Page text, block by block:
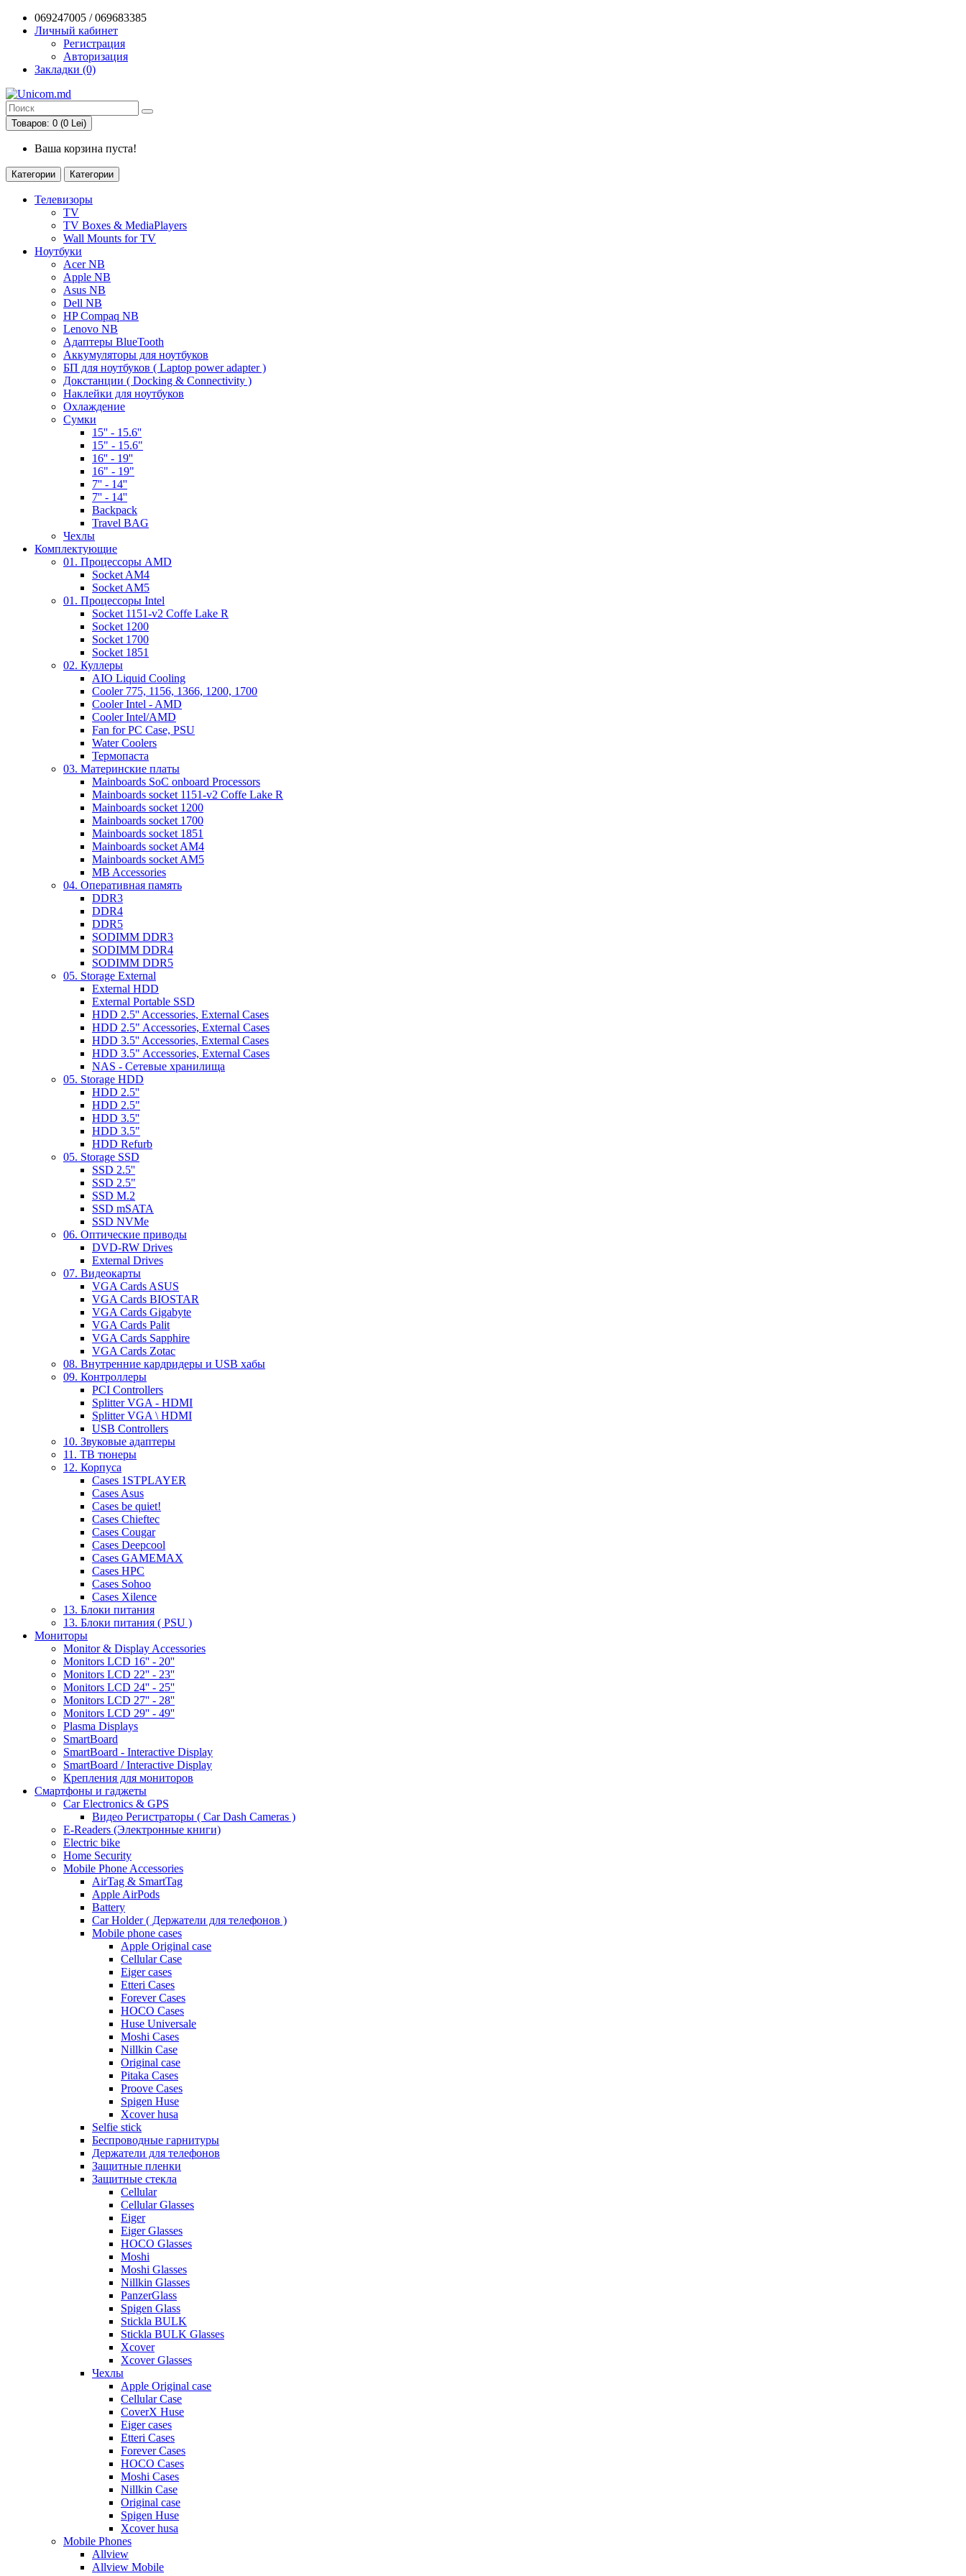
069247005 / 069683385
Личный кабинет
Регистрация
Авторизация
Закладки (0)
Товаров: 0 (0 Lei)
Ваша корзина пуста!
Категории Категории
Телевизоры
TV
TV Boxes & MediaPlayers
Wall Mounts for TV
Ноутбуки
Acer NB
Apple NB
Asus NB
Dell NB
HP Compaq NB
Lenovo NB
Адаптеры BlueTooth
Аккумуляторы для ноутбуков
БП для ноутбуков ( Laptop power adapter )
Докстанции ( Docking & Connectivity )
Наклейки для ноутбуков
Охлаждение
Сумки
15'' - 15.6''
15" - 15.6"
16'' - 19''
16" - 19"
7'' - 14''
7'' - 14''
Backpack
Travel BAG
Чехлы
Комплектующие
01. Процессоры AMD
Socket AM4
Socket AM5
01. Процессоры Intel
Socket 1151-v2 Coffe Lake R
Socket 1200
Socket 1700
Socket 1851
02. Куллеры
AIO Liquid Cooling
Cooler 775, 1156, 1366, 1200, 1700
Cooler Intel - AMD
Cooler Intel/AMD
Fan for PC Case, PSU
Water Coolers
Термопаста
03. Материнские платы
Mainboards SoC onboard Processors
Mainboards socket 1151-v2 Coffe Lake R
Mainboards socket 1200
Mainboards socket 1700
Mainboards socket 1851
Mainboards socket AM4
Mainboards socket AM5
MB Accessories
04. Оперативная память
DDR3
DDR4
DDR5
SODIMM DDR3
SODIMM DDR4
SODIMM DDR5
05. Storage External
External HDD
External Portable SSD
HDD 2.5'' Accessories, External Cases
HDD 2.5" Accessories, External Cases
HDD 3.5'' Accessories, External Cases
HDD 3.5" Accessories, External Cases
NAS - Сетевые хранилища
05. Storage HDD
HDD 2.5''
HDD 2.5"
HDD 3.5''
HDD 3.5"
HDD Refurb
05. Storage SSD
SSD 2.5''
SSD 2.5"
SSD M.2
SSD mSATA
SSD NVMe
06. Оптические приводы
DVD-RW Drives
External Drives
07. Видеокарты
VGA Cards ASUS
VGA Cards BIOSTAR
VGA Cards Gigabyte
VGA Cards Palit
VGA Cards Sapphire
VGA Cards Zotac
08. Внутренние кардридеры и USB хабы
09. Контроллеры
PCI Controllers
Splitter VGA - HDMI
Splitter VGA \ HDMI
USB Controllers
10. Звуковые адаптеры
11. ТВ тюнеры
12. Корпуса
Cases 1STPLAYER
Cases Asus
Cases be quiet!
Cases Chieftec
Cases Cougar
Cases Deepcool
Cases GAMEMAX
Cases HPC
Cases Sohoo
Cases Xilence
13. Блоки питания
13. Блоки питания ( PSU )
Мониторы
Monitor & Display Accessories
Monitors LCD 16'' - 20''
Monitors LCD 22'' - 23''
Monitors LCD 24'' - 25''
Monitors LCD 27'' - 28''
Monitors LCD 29'' - 49''
Plasma Displays
SmartBoard
SmartBoard - Interactive Display
SmartBoard / Interactive Display
Крепления для мониторов
Смартфоны и гаджеты
Car Electronics & GPS
Видео Регистраторы ( Car Dash Cameras )
E-Readers (Электронные книги)
Electric bike
Home Security
Mobile Phone Accessories
AirTag & SmartTag
Apple AirPods
Battery
Car Holder ( Держатели для телефонов )
Mobile phone cases
Apple Original case
Cellular Case
Eiger cases
Etteri Cases
Forever Cases
HOCO Cases
Huse Universale
Moshi Cases
Nillkin Case
Original case
Pitaka Cases
Proove Cases
Spigen Huse
Xcover husa
Selfie stick
Беспроводные гарнитуры
Держатели для телефонов
Защитные пленки
Защитные стекла
Cellular
Cellular Glasses
Eiger
Eiger Glasses
HOCO Glasses
Moshi
Moshi Glasses
Nillkin Glasses
PanzerGlass
Spigen Glass
Stickla BULK
Stickla BULK Glasses
Xcover
Xcover Glasses
Чехлы
Apple Original case
Cellular Case
CoverX Huse
Eiger cases
Etteri Cases
Forever Cases
HOCO Cases
Moshi Cases
Nillkin Case
Original case
Spigen Huse
Xcover husa
Mobile Phones
Allview
Allview Mobile